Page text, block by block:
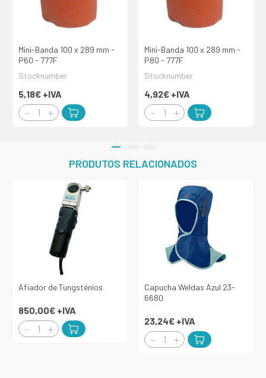
Mini-Banda 100 x 289 mm -
P60 - 777F
Stocknumber
5,18€ +IVA
Mini-Banda 100 x 289 mm -
P80 - 777F
Stocknumber
4,92€ +IVA
PRODUTOS RELACIONADOS
Afiador de Tungsténios
850,00€ +IVA
Capucha Weldas Azul 23-
6680
23,24€ +IVA